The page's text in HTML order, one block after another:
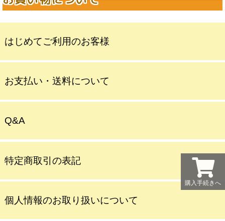
はじめてご利用のお客様
お支払い・送料について
Q&A
特定商取引の表記
個人情報のお取り扱いについて
購入手続きへ